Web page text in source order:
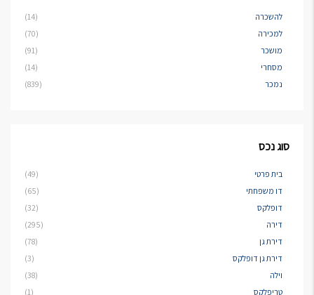
להשכרה
(14)
למכירה
(70)
מושכר
(91)
מסחרי
(14)
נמכר
(839)
סוג נכס
בית פרטי
(49)
דו משפחתי
(65)
דופלקס
(32)
דירה
(295)
דירת גן
(78)
דירת גן דופלקס
(3)
וילה
(38)
טריפלקס
(1)